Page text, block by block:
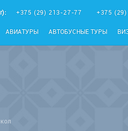
+375 (29) 213-27-77 +375
АВИАТУРЫ АВТОБУСНЫЕ ТУРЫ